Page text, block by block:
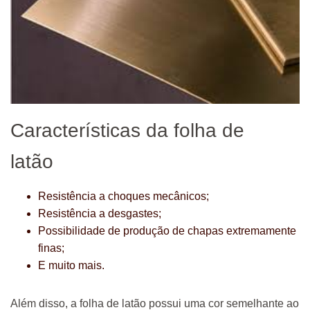
Características da folha de
latão
Resistência a choques mecânicos;
Resistência a desgastes;
Possibilidade de produção de chapas extremamente
finas;
E muito mais.
Além disso, a folha de latão possui uma cor semelhante ao